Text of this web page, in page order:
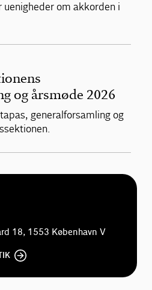
om akkorden i
og årsmøde 2026
generalforsamling og
18, 1553 København V